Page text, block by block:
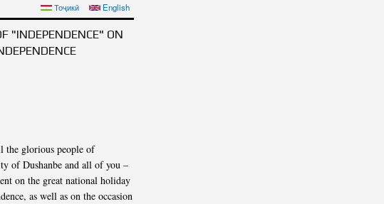
ТАДЖИКИСТАН УВАЖАЕМОГО
НЕЗАВИСИМОСТИ
Тоҷикӣ English
"INDEPENDENCE" ON
the glorious people of
of Dushanbe and all of you –
on the great national holiday
as well as on the occasion